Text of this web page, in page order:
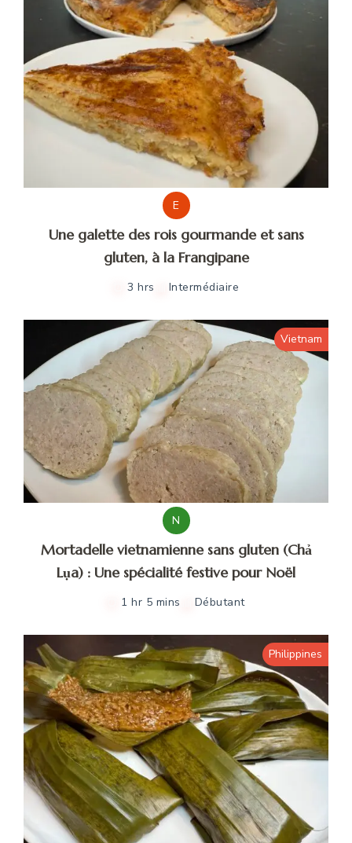
E
Une galette des rois gourmande et sans
gluten, à la Frangipane
3 hrs Intermédiaire
Vietnam
N
Mortadelle vietnamienne sans gluten (Chả
Lụa) : Une spécialité festive pour Noël
1 hr 5 mins Débutant
Philippines